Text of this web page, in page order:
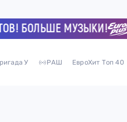
БОЛЬШЕ МУЗЫКИ!
У РАШ ЕвроХит Топ 40